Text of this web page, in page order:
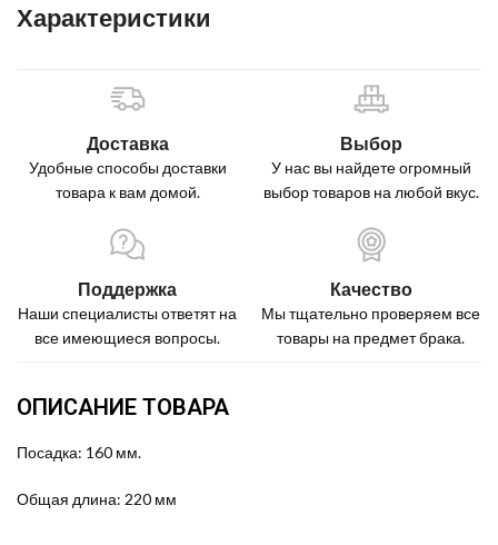
Характеристики
Доставка
Удобные способы доставки
товара к вам домой.
Выбор
У нас вы найдете огромный
выбор товаров на любой вкус.
Поддержка
Наши специалисты ответят на
все имеющиеся вопросы.
Качество
Мы тщательно проверяем все
товары на предмет брака.
ОПИСАНИЕ ТОВАРА
Посадка: 160 мм.
Общая длина: 220 мм